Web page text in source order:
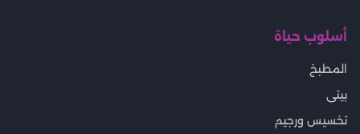
أسلوب حياة
المطبخ
بيتى
تخسيس ورجيم